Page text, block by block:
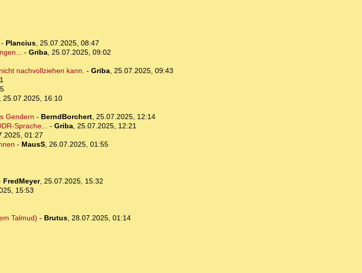
- Plancius, 25.07.2025, 08:47
- Griba, 25.07.2025, 09:02
nachvollziehen kann. - Griba, 25.07.2025, 09:43
25.07.2025, 16:10
Gendern - BerndBorchert, 25.07.2025, 12:14
Sprache... - Griba, 25.07.2025, 12:21
01:27
- MausS, 26.07.2025, 01:55
FredMeyer, 25.07.2025, 15:32
15:53
Talmud) - Brutus, 28.07.2025, 01:14